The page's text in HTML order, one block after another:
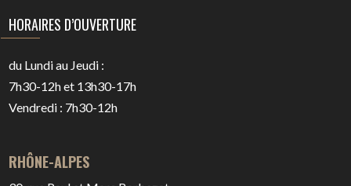
HORAIRES D’OUVERTURE
du Lundi au Jeudi :
7h30-12h et 13h30-17h
Vendredi : 7h30-12h
RHÔNE-ALPES